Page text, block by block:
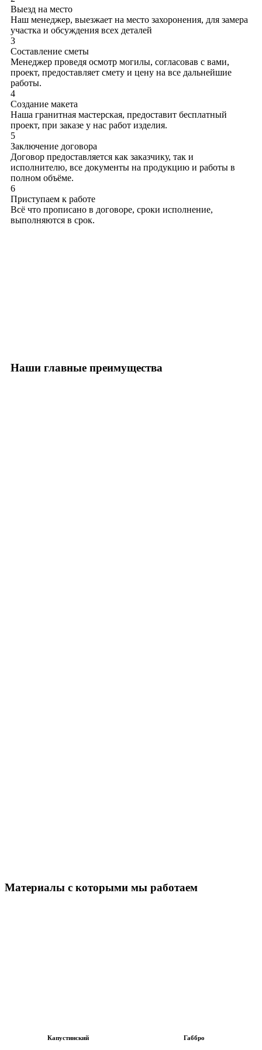
Выезд на место
Наш менеджер, выезжает на место захоронения, для замера
участка и обсуждения всех деталей
3
Составление сметы
Менеджер проведя осмотр могилы, согласовав с вами,
проект, предоставляет смету и цену на все дальнейшие
работы.
4
Создание макета
Наша гранитная мастерская, предоставит бесплатный
проект, при заказе у нас работ изделия.
5
Заключение договора
Договор предоставляется как заказчику, так и
исполнителю, все документы на продукцию и работы в
полном объёме.
6
Приступаем к работе
Всё что прописано в договоре, сроки исполнение,
выполняются в срок.
Наши главные преимущества
Материалы с которыми мы работаем
Капустинский Габбро